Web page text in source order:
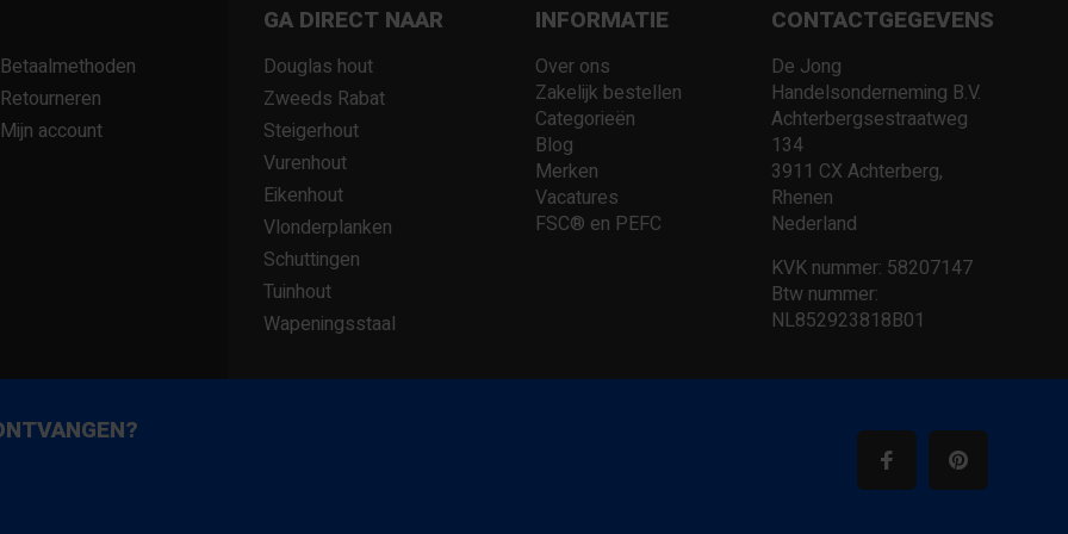
hout, onafhankelijk van
mee aan de slag of kunnen u
kwaliteit.
om een tuinafscheiding of
Voor een lage prijs
Betaalmethoden
Retourneren
Mijn account
GA DIRECT NAAR
Douglas hout
Zweeds Rabat
Steigerhout
Vurenhout
Eikenhout
Vlonderplanken
Schuttingen
Tuinhout
Wapeningsstaal
INFORMATIE
Over ons
Zakelijk bestellen
Categorieën
Blog
Merken
Vacatures
FSC® en PEFC
CONTACTGEGEVENS
De Jong
Handelsonderneming B.V.
Achterbergsestraatweg
134
3911 CX Achterberg,
Rhenen
Nederland
KVK nummer: 58207147
Btw nummer:
NL852923818B01